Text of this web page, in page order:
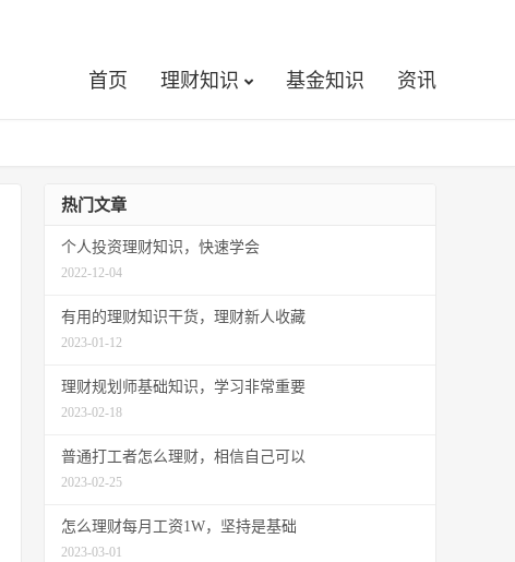
首页 理财知识 基金知识 资讯
热门文章
个人投资理财知识，快速学会
2022-12-04
有用的理财知识干货，理财新人收藏
2023-01-12
理财规划师基础知识，学习非常重要
2023-02-18
普通打工者怎么理财，相信自己可以
2023-02-25
怎么理财每月工资1W，坚持是基础
2023-03-01